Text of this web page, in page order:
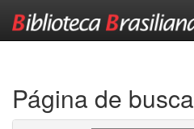
Página de busca